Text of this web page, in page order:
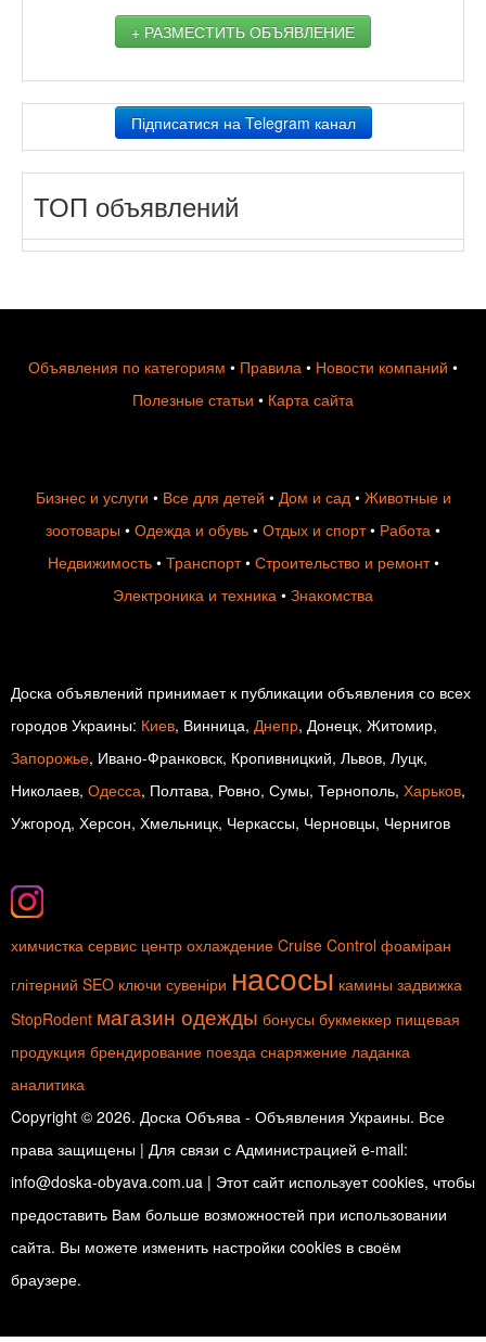
+ РАЗМЕСТИТЬ ОБЪЯВЛЕНИЕ
Підписатися на Telegram канал
ТОП объявлений
Объявления по категориям • Правила • Новости компаний •
Полезные статьи • Карта сайта
Бизнес и услуги • Все для детей • Дом и сад• Животные и
зоотовары • Одежда и обувь • Отдых и спорт• Работа •
Недвижимость• Транспорт• Строительство и ремонт•
Электроника и техника • Знакомства
Доска объявлений принимает к публикации объявления со всех
городов Украины: Киев, Винница, Днепр, Донецк, Житомир,
Запорожье, Ивано-Франковск, Кропивницкий, Львов, Луцк,
Николаев, Одесса, Полтава, Ровно, Сумы, Тернополь, Харьков,
Ужгород, Херсон, Хмельницк, Черкассы, Черновцы, Чернигов
химчистка сервис центр охлаждение Cruise Control фоаміран
глітерний SEO ключи сувеніри насосы камины задвижка
StopRodent магазин одежды бонусы букмеккер пищевая
продукция брендирование поезда снаряжение ладанка
аналитика
Copyright © 2026. Доска Объява - Объявления Украины. Все
права защищены | Для связи с Администрацией e-mail:
info@doska-obyava.com.ua | Этот сайт использует cookies, чтобы
предоставить Вам больше возможностей при использовании
сайта. Вы можете изменить настройки cookies в своём
браузере.